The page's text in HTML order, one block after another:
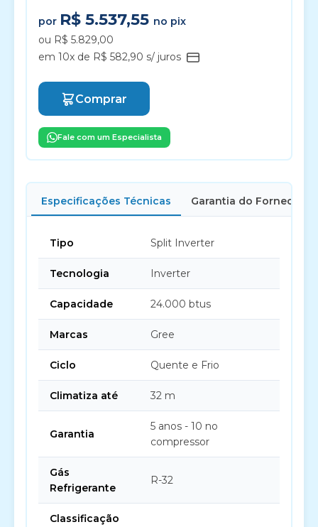
por R$ 5.537,55 no pix
ou R$ 5.829,00
em 10x de R$ 582,90 s/ juros
Comprar
Fale com um Especialista
Especificações Técnicas Garantia do Fornecedor
Tipo Split Inverter
Tecnologia Inverter
Capacidade 24.000 btus
Marcas Gree
Ciclo Quente e Frio
Climatiza até 32 m
Garantia
5 anos - 10 no
compressor
Gás
Refrigerante
R-32
Classificação